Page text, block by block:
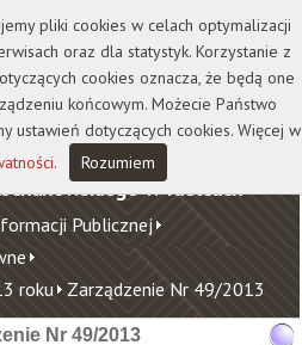
Biblioteka
Wydawnictwo
w Kielcach
Publicznej
roku Zarządzenie Nr 49/2013
Nr 49/2013
pliki cookies w celach optymalizacji
oraz dla statystyk. Korzystanie z
cookies oznacza, że będą one
końcowym. Możecie Państwo
ustawień dotyczących cookies. Więcej w
. Rozumiem